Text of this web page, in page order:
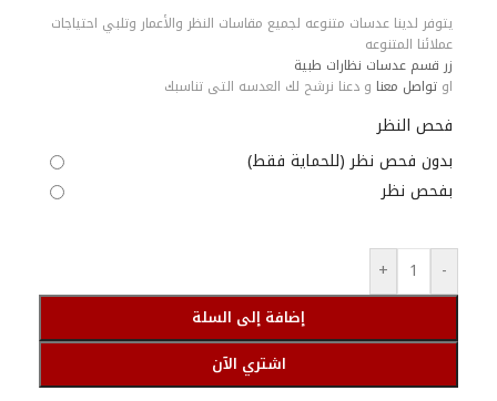
يتوفر لدينا عدسات متنوعه لجميع مقاسات النظر والأعمار وتلبي احتياجات
عملائنا المتنوعه
زر قسم عدسات نظارات طبية
او تواصل معنا و دعنا نرشح لك العدسه التى تناسبك
فحص النظر
بدون فحص نظر (للحماية فقط)
بفحص نظر
-
+
إضافة إلى السلة
اشتري الآن